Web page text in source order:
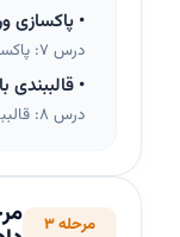
• پاکسازی
درس 7: پاکسازی ورودی کاربر
• قالببندی با f-string
درس 8: قالببندی با f-string
مرحله 3